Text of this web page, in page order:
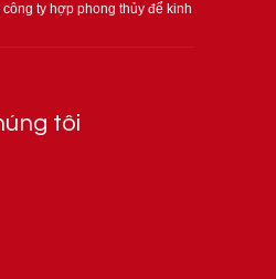
ty hợp phong thủy để kinh
tôi